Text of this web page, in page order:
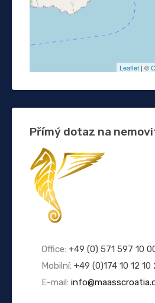
Leaflet | ©
Přímý dotaz na
Office: +49 (0) 571 597 10
Mobilní: +49 (0)174 10 12 10
E-mail: